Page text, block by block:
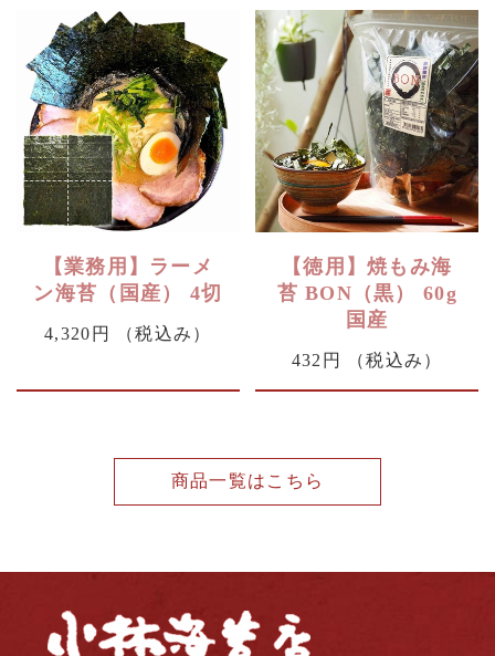
【業務用】ラーメ
ン海苔（国産） 4切
4,320円 （税込み）
【徳用】焼もみ海
苔 BON（黒） 60g
国産
432円 （税込み）
商品一覧はこちら